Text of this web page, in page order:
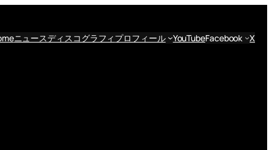
ニュースディスコグラフィ プロフィール YouTubeFacebook X